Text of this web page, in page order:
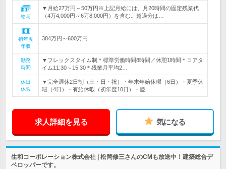
給与
▼月給27万円～50万円※上記月給には、月20時間の固定残業代
（4万4,000円～6万8,000円）を含む。超過分は…
初年度
年収
384万円～600万円
勤務
時間
▼フレックスタイム制＊標準労働時間8時間／休憩1時間＊コアタ
イム11:30～15:30＊残業月平均2…
休日
休暇
▼完全週休2日制（土・日・祝）・年末年始休暇（6日）・夏季休
暇（4日）・有給休暇（初年度10日）・慶…
求人詳細を見る 気になる
生和コーポレーション株式会社 | 松岡修三さんのCMも放送中！建築総合デ
ベロッパーです。